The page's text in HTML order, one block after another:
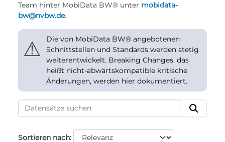
Team hinter MobiData BW® unter mobidata-
bw@nvbw.de.
⚠
Die von MobiData BW® angebotenen
Schnittstellen und Standards werden stetig
weiterentwickelt. Breaking Changes, das
heißt nicht-abwärtskompatible kritische
Änderungen, werden hier dokumentiert.
Sortieren nach